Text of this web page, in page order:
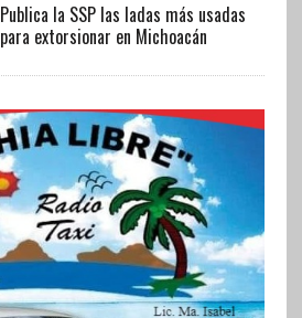
Publica la SSP las ladas más usadas
para extorsionar en Michoacán